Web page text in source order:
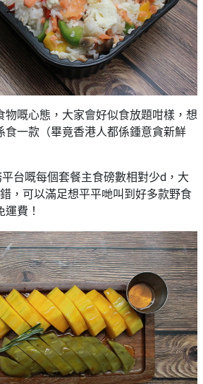
物嘅心態，大家會好似食放題咁樣，想
食一款（畢竟香港人都係鍾意貪新鮮
台嘅每個套餐主食磅數相對少d，大
，可以滿足想平平哋叫到好多款野食
費！